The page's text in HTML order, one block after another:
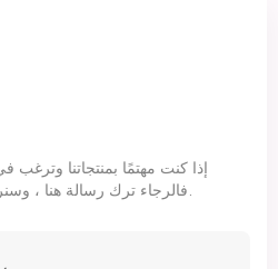
إذا كنت مهتمًا بمنتجاتنا وترغب
فالرجاء ترك رسالة هنا ، وسنرد عليك في أقرب وقت ممكن.